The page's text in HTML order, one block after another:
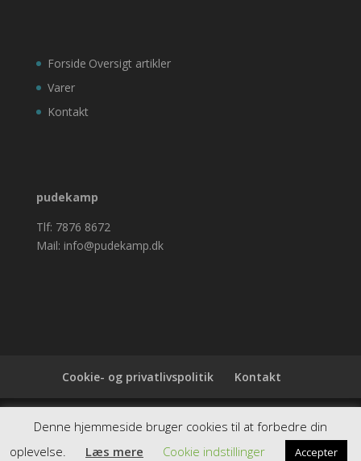
Forside
Varer
Kontakt
Oversigt artikler
pudekamp
Tlf: 7876 8672
Mail: info@pudekamp.dk
Cookie- og privatlivspolitik Kontakt
Denne hjemmeside samler et bredt udvalg af
spændende varer. Siden er et affiiliatesite, og nogle
links kan være affiliatelinks.
Denne hjemmeside bruger cookies til at forbedre din
oplevelse.
Læs mere Cookie indstillinger Accepter